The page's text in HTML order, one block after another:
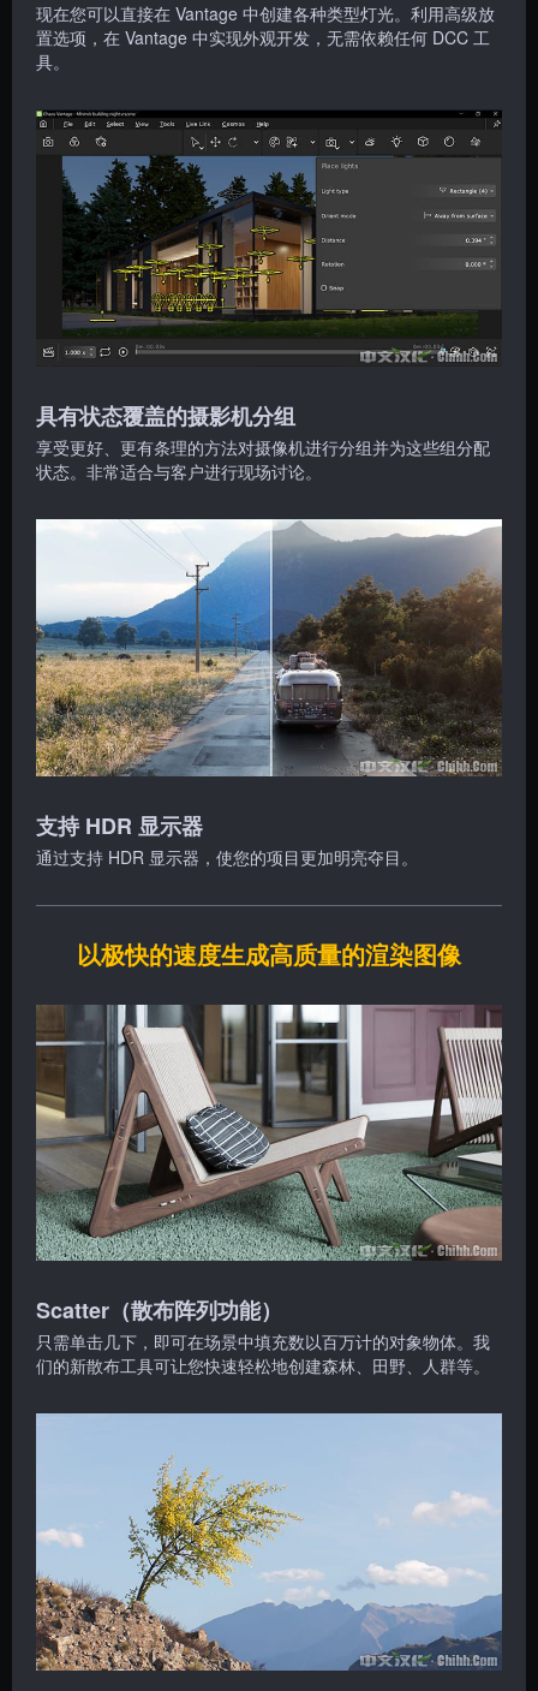
现在您可以直接在 Vantage 中创建各种类型灯光。利用高级放
置选项，在 Vantage 中实现外观开发，无需依赖任何 DCC 工
具。
具有状态覆盖的摄影机分组
享受更好、更有条理的方法对摄像机进行分组并为这些组分配
状态。非常适合与客户进行现场讨论。
支持 HDR 显示器
通过支持 HDR 显示器，使您的项目更加明亮夺目。
以极快的速度生成高质量的渲染图像
Scatter（散布阵列功能）
只需单击几下，即可在场景中填充数以百万计的对象物体。我
们的新散布工具可让您快速轻松地创建森林、田野、人群等。